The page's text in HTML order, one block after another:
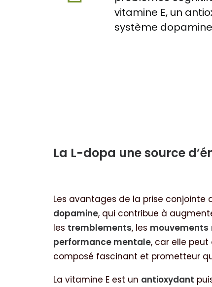
vitamine E, un
système
La L-dopa une source
Les avantages de la prise conjointe
dopamine, qui contribue à
les tremblements, les mouvements
performance mentale, car elle
composé fascinant et prometteur
La vitamine E est un antioxydant